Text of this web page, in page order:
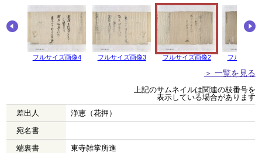
フルサイズ画像4 フルサイズ画像3 フルサイズ画像2 フルサイズ
＞ 一覧を見る
上記のサムネイルは関連の枝番号を
表示している場合があります
差出人
浄恵（花押）
宛名書
端裏書
東寺雑掌所進